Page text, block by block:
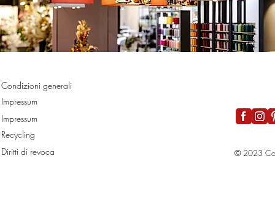
Condizioni generali
Impressum
Impressum
Recycling
Diritti di revoca
© 2023